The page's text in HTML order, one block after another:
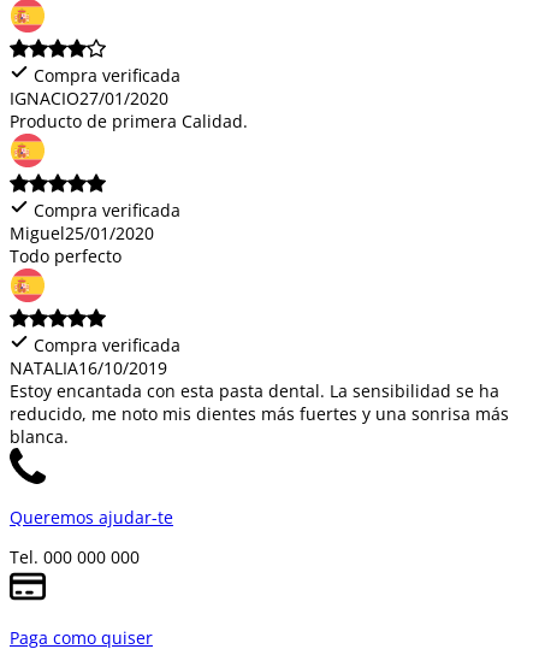
Compra verificada
IGNACIO27/01/2020
Producto de primera Calidad.
Compra verificada
Miguel25/01/2020
Todo perfecto
Compra verificada
NATALIA16/10/2019
Estoy encantada con esta pasta dental. La sensibilidad se ha
reducido, me noto mis dientes más fuertes y una sonrisa más
blanca.
Queremos ajudar-te
Tel. 000 000 000
Paga como quiser